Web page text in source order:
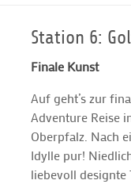
Station 6:
Finale Kunst
Auf geht’s zur
Adventure Reise
Oberpfalz. Nach
Idylle pur!
liebevoll designte